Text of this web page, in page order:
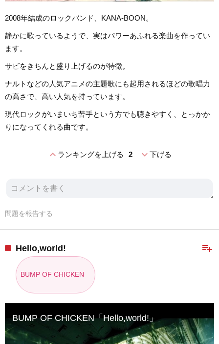
2008年結成のロックバンド、KANA-BOON。
静かに歌っているようで、実はパワーあふれる楽曲を作ってい
ます。
サビをきちんと盛り上げるのが特徴。
ナルトなどの人気アニメの主題歌にも起用されるほどの歌唱力
の高さで、高い人気を持っています。
現代ロックがいまいち苦手という方でも聴きやすく、とっかか
りになってくれる曲です。
expand_lessランキングを上げる 2 expand_more下げる
問題を報告する
playlist_add
Hello,world!
BUMP OF CHICKEN
BUMP OF CHICKEN「Hello,world!」